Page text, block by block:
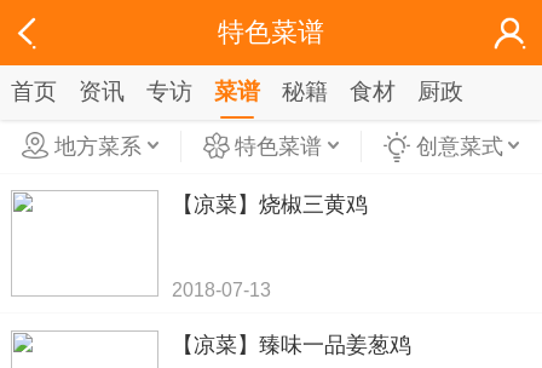
特色菜谱
首页 资讯 专访 菜谱 秘籍 食材 厨政
地方菜系 特色菜谱 创意菜式
【凉菜】烧椒三黄鸡
2018-07-13
【凉菜】臻味一品姜葱鸡